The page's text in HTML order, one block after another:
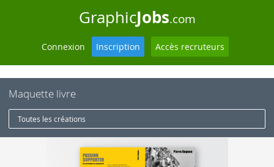
GraphicJobs.com
Connexion Inscription Accès recruteurs
Maquette livre
Toutes les créations